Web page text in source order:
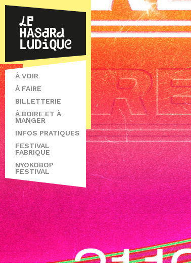
À VOIR
À FAIRE
BILLETTERIE
À BOIRE ET À
MANGER
INFOS PRATIQUES
FESTIVAL
FABRIQUE
NYOKOBOP
FESTIVAL